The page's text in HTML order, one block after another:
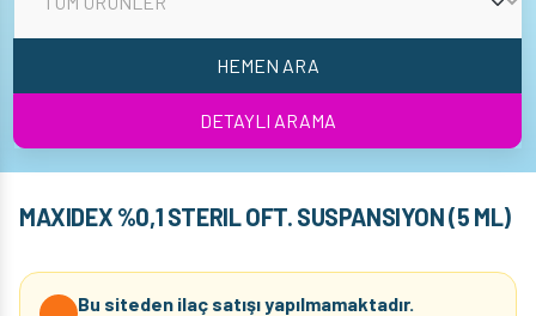
HEMEN ARA
DETAYLI ARAMA
MAXIDEX %0,1 STERIL OFT. SUSPANSIYON (5 ML)
Bu siteden ilaç satışı yapılmamaktadır.